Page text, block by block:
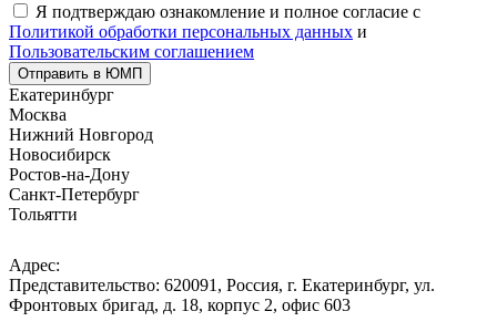
Я подтверждаю ознакомление и полное согласие с
Политикой обработки персональных данных и
Пользовательским соглашением
Отправить в ЮМП
Екатеринбург
Москва
Нижний Новгород
Новосибирск
Ростов-на-Дону
Санкт-Петербург
Тольятти
Адрес:
Представительство: 620091, Россия, г. Екатеринбург, ул.
Фронтовых бригад, д. 18, корпус 2, офис 603